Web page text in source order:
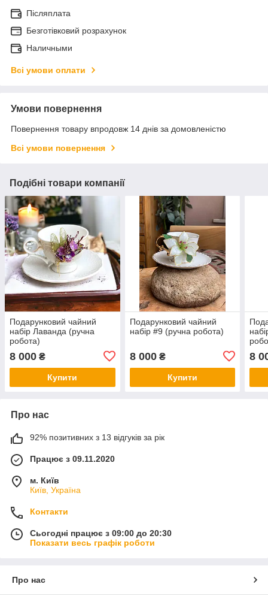
Післяплата
Безготівковий розрахунок
Наличными
Всі умови оплати
Умови повернення
Повернення товару впродовж 14 днів за домовленістю
Всі умови повернення
Подібні товари компанії
Подарунковий чайний
набір Лаванда (ручна
робота)
8 000 ₴
Купити
Подарунковий чайний
набір #9 (ручна робота)
8 000₴
Купити
8
Про нас
92% позитивних з 13 відгуків за рік
Працює з 09.11.2020
м. Київ
Київ, Україна
Контакти
Сьогодні працює з 09:00 до 20:30
Показати весь графік роботи
Про нас